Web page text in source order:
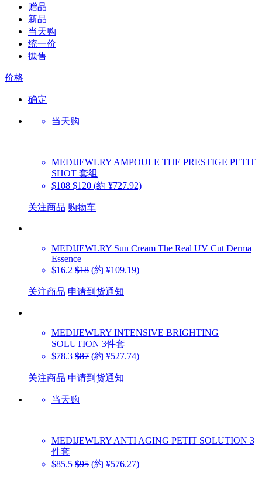
赠品
新品
当天购
统一价
拋售
价格
确定
当天购
MEDIJEWLRY AMPOULE THE PRESTIGE PETIT
SHOT 套组
$108 $120 (約 ¥727.92)
关注商品 购物车
MEDIJEWLRY Sun Cream The Real UV Cut Derma
Essence
$16.2 $18 (約 ¥109.19)
关注商品 申请到货通知
MEDIJEWLRY INTENSIVE BRIGHTING
SOLUTION 3件套
$78.3 $87 (約 ¥527.74)
关注商品 申请到货通知
当天购
MEDIJEWLRY ANTI AGING PETIT SOLUTION 3
件套
$85.5 $95 (約 ¥576.27)